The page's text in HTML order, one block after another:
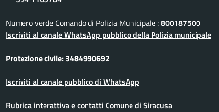
Numero verde Comando di Polizia Municipale :800187500
Iscriviti al canale WhatsApp pubblico della Polizia municipale
Protezione civile: 3484990692
Iscriviti al canale pubblico di WhatsApp
Rubrica interattiva e contatti Comune di Siracusa